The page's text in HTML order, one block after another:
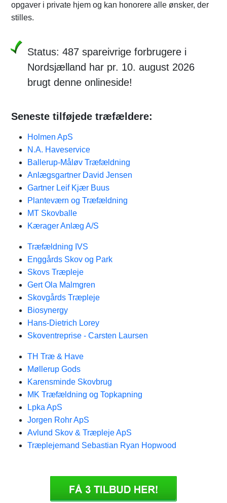
opgaver i private hjem og kan honorere alle ønsker, der
stilles.
Status: 487 spareivrige forbrugere i
Nordsjælland har pr. 10. august 2026
brugt denne onlineside!
Seneste tilføjede træfældere:
Holmen ApS
N.A. Haveservice
Ballerup-Måløv Træfældning
Anlægsgartner David Jensen
Gartner Leif Kjær Buus
Planteværn og Træfældning
MT Skovballe
Kærager Anlæg A/S
Træfældning IVS
Enggårds Skov og Park
Skovs Træpleje
Gert Ola Malmgren
Skovgårds Træpleje
Biosynergy
Hans-Dietrich Lorey
Skoventreprise - Carsten Laursen
TH Træ & Have
Møllerup Gods
Karensminde Skovbrug
MK Træfældning og Topkapning
Lpka ApS
Jorgen Rohr ApS
Avlund Skov & Træpleje ApS
Træplejemand Sebastian Ryan Hopwood